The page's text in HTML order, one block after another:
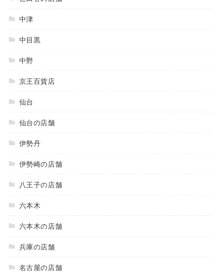
中津
中目黒
中野
京王百貨店
仙台
仙台の店舗
伊勢丹
伊勢崎の店舗
八王子の店舗
六本木
六本木の店舗
兵庫の店舗
名古屋の店舗